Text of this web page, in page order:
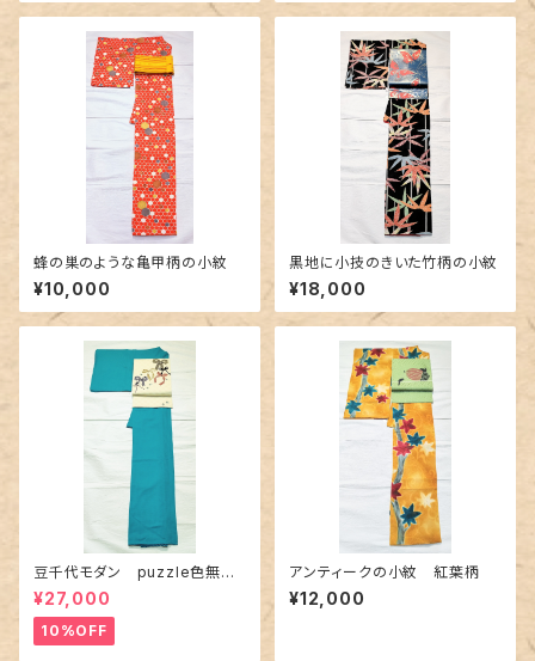
蜂の巣のような亀甲柄の小紋
¥10,000
黒地に小技のきいた竹柄の小紋
¥18,000
豆千代モダン puzzle色無地
ターコイズ
¥27,000
10%OFF
アンティークの小紋 紅葉柄
¥12,000